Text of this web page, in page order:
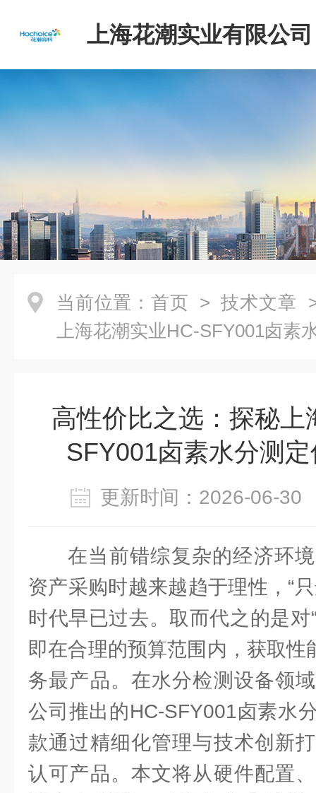
上海花潮实业有限公司
当前位置： 首页 > 技术文章
上海花潮实业HC-SFY001卤素
高性价比之选：探秘上
SFY001卤素水分测
更新时间：2026-06-
在当前错综复杂的经济环
资产采购时越来越趋于理性，“
时代早已过去。取而代之的是
即在合理的预算范围内，获取性
务最产品。在水分检测设备领
公司推出的HC-SFY001卤素水
款通过精细化管理与技术创新
认可产品。本文将从硬件配置